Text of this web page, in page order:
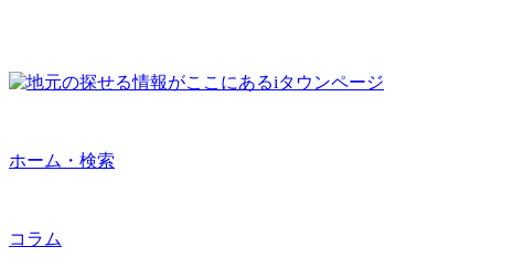
ホーム・検索
コラム